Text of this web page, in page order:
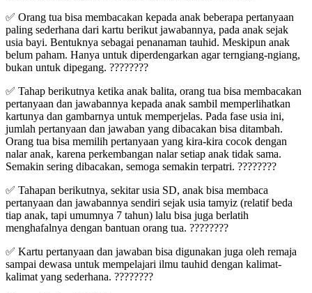
✅ Orang tua bisa membacakan kepada anak beberapa pertanyaan
paling sederhana dari kartu berikut jawabannya, pada anak sejak
usia bayi. Bentuknya sebagai penanaman tauhid. Meskipun anak
belum paham. Hanya untuk diperdengarkan agar terngiang-ngiang,
bukan untuk dipegang. ????????
✅ Tahap berikutnya ketika anak balita, orang tua bisa membacakan
pertanyaan dan jawabannya kepada anak sambil memperlihatkan
kartunya dan gambarnya untuk memperjelas. Pada fase usia ini,
jumlah pertanyaan dan jawaban yang dibacakan bisa ditambah.
Orang tua bisa memilih pertanyaan yang kira-kira cocok dengan
nalar anak, karena perkembangan nalar setiap anak tidak sama.
Semakin sering dibacakan, semoga semakin terpatri. ????????
✅ Tahapan berikutnya, sekitar usia SD, anak bisa membaca
pertanyaan dan jawabannya sendiri sejak usia tamyiz (relatif beda
tiap anak, tapi umumnya 7 tahun) lalu bisa juga berlatih
menghafalnya dengan bantuan orang tua. ????????
✅ Kartu pertanyaan dan jawaban bisa digunakan juga oleh remaja
sampai dewasa untuk mempelajari ilmu tauhid dengan kalimat-
kalimat yang sederhana. ????????